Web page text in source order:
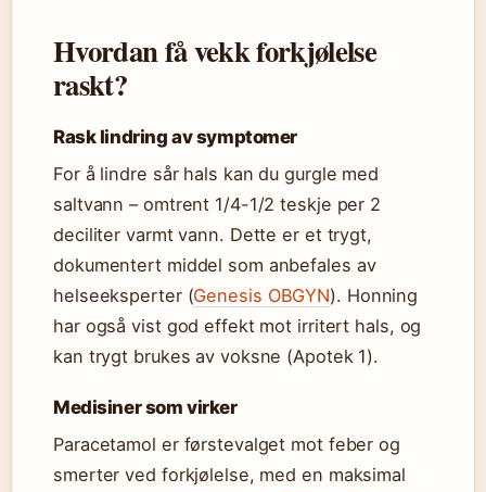
Hvordan få vekk forkjølelse
raskt?
Rask lindring av symptomer
For å lindre sår hals kan du gurgle med
saltvann – omtrent 1/4-1/2 teskje per 2
deciliter varmt vann. Dette er et trygt,
dokumentert middel som anbefales av
helseeksperter (Genesis OBGYN). Honning
har også vist god effekt mot irritert hals, og
kan trygt brukes av voksne (Apotek 1).
Medisiner som virker
Paracetamol er førstevalget mot feber og
smerter ved forkjølelse, med en maksimal